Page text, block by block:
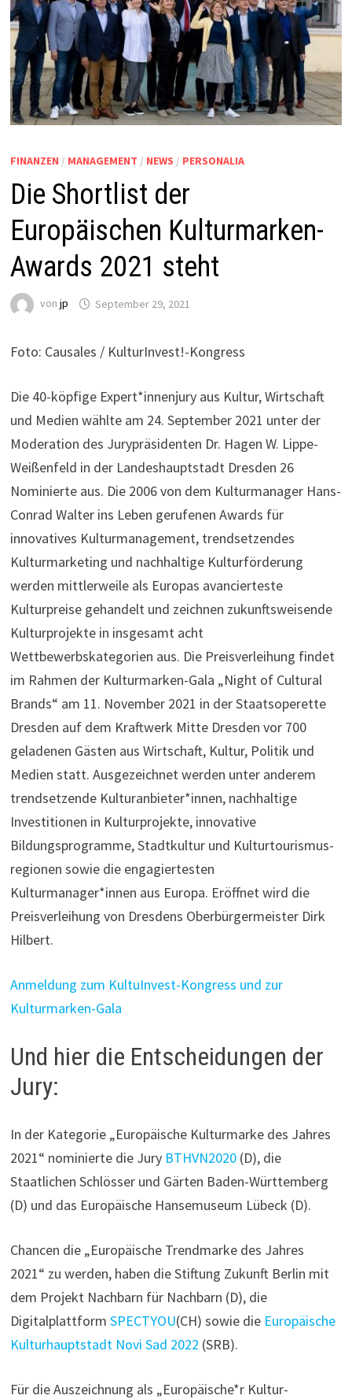
FINANZEN / MANAGEMENT / NEWS / PERSONALIA
Die Shortlist der
Europäischen Kulturmarken-
Awards 2021 steht
vonjp September 29, 2021
Foto: Causales / KulturInvest!-Kongress
Die 40-köpfige Expert*innenjury aus Kultur, Wirtschaft
und Medien wählte am 24. September 2021 unter der
Moderation des Jurypräsidenten Dr. Hagen W. Lippe-
Weißenfeld in der Landeshauptstadt Dresden 26
Nominierte aus. Die 2006 von dem Kulturmanager Hans-
Conrad Walter ins Leben gerufenen Awards für
innovatives Kulturmanagement, trendsetzendes
Kulturmarketing und nachhaltige Kulturförderung
werden mittlerweile als Europas avancierteste
Kulturpreise gehandelt und zeichnen zukunftsweisende
Kulturprojekte in insgesamt acht
Wettbewerbskategorien aus. Die Preisverleihung findet
im Rahmen der Kulturmarken-Gala „Night of Cultural
Brands“ am 11. November 2021 in der Staatsoperette
Dresden auf dem Kraftwerk Mitte Dresden vor 700
geladenen Gästen aus Wirtschaft, Kultur, Politik und
Medien statt. Ausgezeichnet werden unter anderem
trendsetzende Kulturanbieter*innen, nachhaltige
Investitionen in Kulturprojekte, innovative
Bildungsprogramme, Stadtkultur und Kulturtourismus-
regionen sowie die engagiertesten
Kulturmanager*innen aus Europa. Eröffnet wird die
Preisverleihung von Dresdens Oberbürgermeister Dirk
Hilbert.
Anmeldung zum KultuInvest-Kongress und zur
Kulturmarken-Gala
Und hier die Entscheidungen der
Jury:
In der Kategorie „Europäische Kulturmarke des Jahres
2021“ nominierte die Jury BTHVN2020 (D), die
Staatlichen Schlösser und Gärten Baden-Württemberg
(D) und das Europäische Hansemuseum Lübeck (D).
Chancen die „Europäische Trendmarke des Jahres
2021“ zu werden, haben die Stiftung Zukunft Berlin mit
dem Projekt Nachbarn für Nachbarn (D), die
DigitalplattformSPECTYOU(CH) sowie die Europäische
Kulturhauptstadt Novi Sad 2022 (SRB).
Für die Auszeichnung als „Europäische*r Kultur-